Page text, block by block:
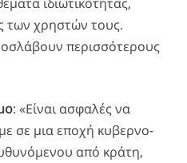
των χρηστών τους.
περισσότερους
: «Είναι ασφαλές να
σε μια εποχή κυβερνο-
από κράτη,